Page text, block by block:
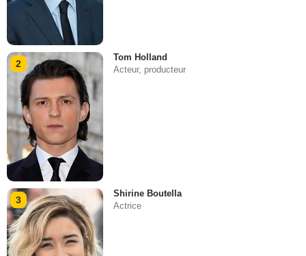
2
Tom Holland
Acteur, producteur
3
Shirine Boutella
Actrice